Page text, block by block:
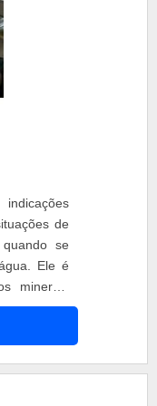
de
se
Ele é
minerais
e amidas
do óleo
de